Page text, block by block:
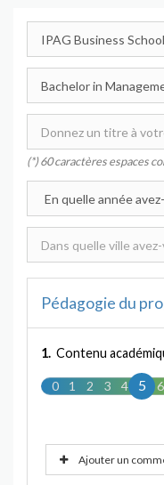
(*) 60 caractères espaces
Pédagogie du
1. Contenu
5
0 1 2 3 4 5 6
Ajouter un